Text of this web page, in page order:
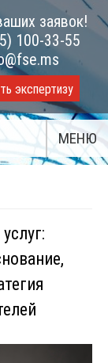
заявок!
100-33-55
экспертизу
МЕНЮ